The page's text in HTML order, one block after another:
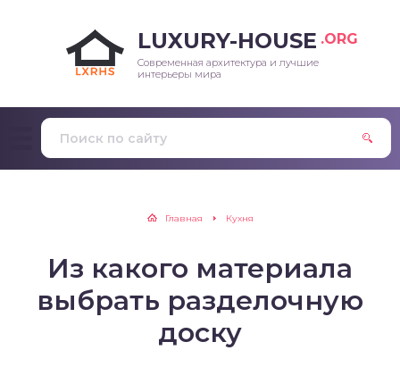
LUXURY-HOUSE .ORG
Современная архитектура и лучшие
интерьеры мира
Главная Кухня
Из какого материала
выбрать разделочную
доску